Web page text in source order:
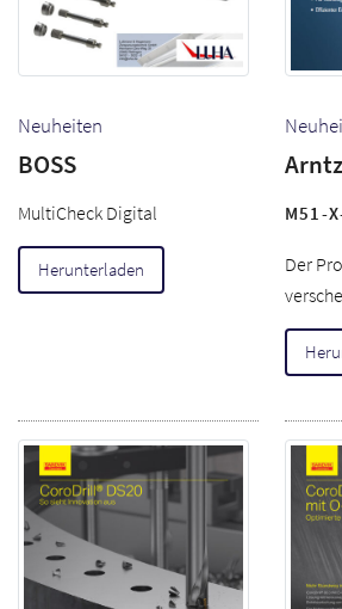
Neuheiten
BOSS
MultiCheck Digital
Herunterladen
Arntz
M51-
Der